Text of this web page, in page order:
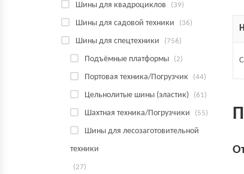
Шины для квадроциклов (39)
Шины для садовой техники (36)
Шины для спецтехники (756)
Подъёмные платформы (2)
Портовая техника/Погрузчик (44)
Цельнолитые шины (эластик) (61)
Шахтная техника/Погрузчики (55)
Шины для лесозаготовительной
техники
(27)